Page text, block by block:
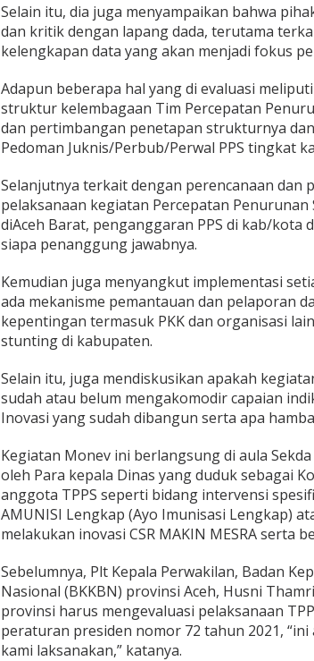
Selain itu, dia juga menyampaikan bahwa
dan kritik dengan lapang dada, terutama
kelengkapan data yang akan menjadi fokus
Adapun beberapa hal yang di evaluasi
struktur kelembagaan Tim Percepatan
dan pertimbangan penetapan strukturnya
Pedoman Juknis/Perbub/Perwal PPS tingkat
Selanjutnya terkait dengan perencanaan dan
pelaksanaan kegiatan Percepatan
diAceh Barat, penganggaran PPS di kab/kota
siapa penanggung jawabnya.
Kemudian juga menyangkut implementasi
ada mekanisme pemantauan dan pelaporan
kepentingan termasuk PKK dan organisasi
stunting di kabupaten.
Selain itu, juga mendiskusikan apakah
sudah atau belum mengakomodir capaian
Inovasi yang sudah dibangun serta apa
Kegiatan Monev ini berlangsung di aula
oleh Para kepala Dinas yang duduk sebagai
anggota TPPS seperti bidang intervensi
AMUNISI Lengkap (Ayo Imunisasi Lengkap)
melakukan inovasi CSR MAKIN MESRA serta
Sebelumnya, Plt Kepala Perwakilan, Badan
Nasional (BKKBN) provinsi Aceh, Husni
provinsi harus mengevaluasi pelaksanaan
peraturan presiden nomor 72 tahun 2021,
kami laksanakan,” katanya.